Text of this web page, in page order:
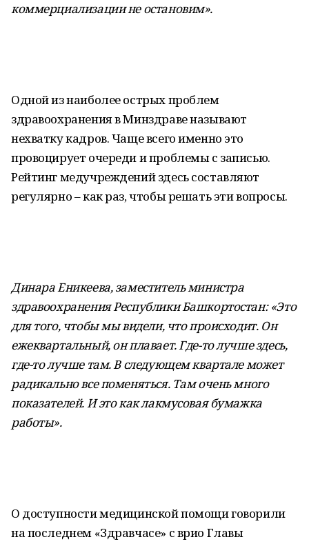
коммерциализации не остановим».
Одной из наиболее острых проблем
здравоохранения в Минздраве называют
нехватку кадров. Чаще всего именно это
провоцирует очереди и проблемы с записью.
Рейтинг медучреждений здесь составляют
регулярно – как раз, чтобы решать эти вопросы.
Динара Еникеева, заместитель министра
здравоохранения Республики Башкортостан: «Это
для того, чтобы мы видели, что происходит. Он
ежеквартальный, он плавает. Где-то лучше здесь,
где-то лучше там. В следующем квартале может
радикально все поменяться. Там очень много
показателей. И это как лакмусовая бумажка
работы».
О доступности медицинской помощи говорили
на последнем «Здравчасе» с врио Главы